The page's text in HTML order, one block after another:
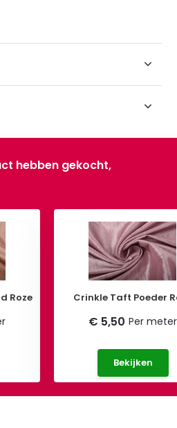
hebben gekocht,
Roze Crinkle Taft Poeder
€ 5,50 Per meter
Bekijken